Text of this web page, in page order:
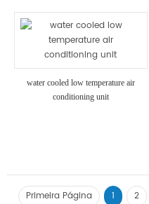
water cooled low temperature air
conditioning unit
Primeira Página 1 2